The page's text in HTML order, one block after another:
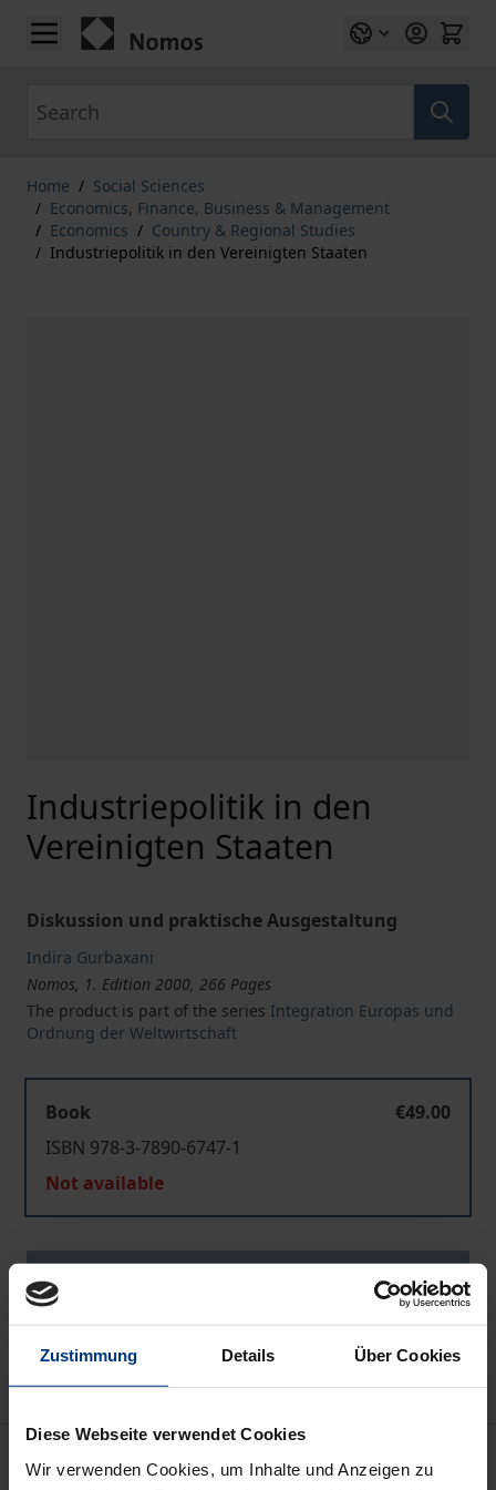
Zustimmung Details Über Cookies
Diese Webseite verwendet Cookies
Wir verwenden Cookies, um Inhalte und Anzeigen zu
Skip to Content
Home / Social Sciences
/ Economics, Finance, Business & Management
/ Economics / Country & Regional Studies
/ Industriepolitik in den Vereinigten Staaten
Industriepolitik in den
Vereinigten Staaten
Diskussion und praktische Ausgestaltung
Indira Gurbaxani
Nomos, 1. Edition 2000, 266 Pages
The product is part of the series Integration Europas und
Ordnung der Weltwirtschaft
Book
€49.00
ISBN 978-3-7890-6747-1
Not available
Add to Wish List